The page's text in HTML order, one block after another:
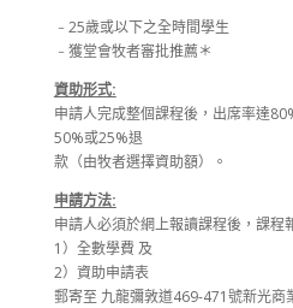
﹣25歲或以下之全時間學生
﹣獲堂會牧者審批推薦＊
資助形式:
申請人完成整個課程後，出席率達
50%或25%退
款（由牧者選擇資助額）。
申請方法:
申請人必須於網上報讀課程後，課程
1）全數學費 及
2）資助申請表
郵寄至 九龍彌敦道469-471號新光商